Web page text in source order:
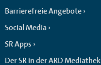
Barrierefreie Angebote
Social Media
SR Apps
Der SR in der ARD Mediathek